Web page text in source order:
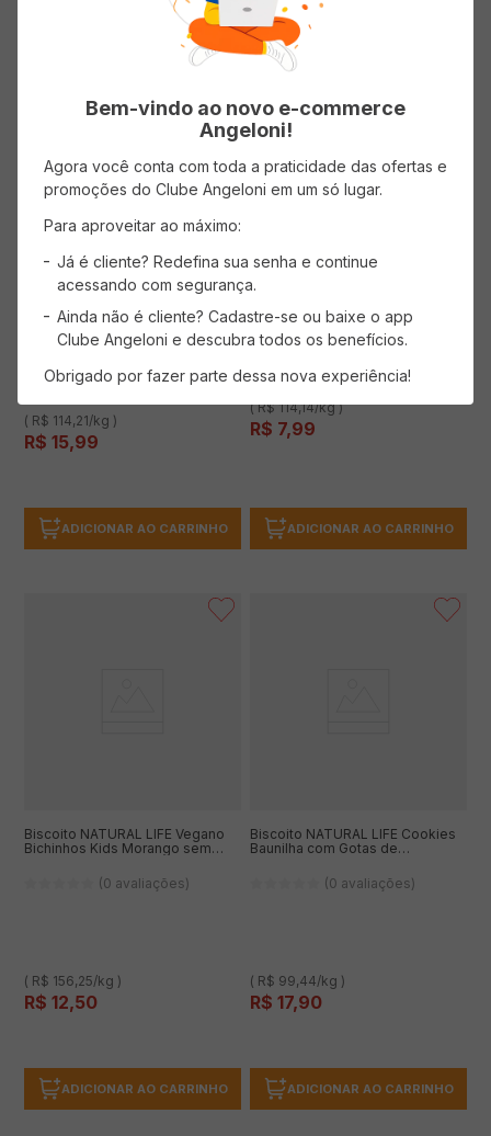
ADICIONAR AO CARRINHO ADICIONAR AO CARRINHO
Biscoito de Mel NATURAL LIFE
Funcional com Cobertura de
Glúten 140g (0 avaliações)
( R$ 114,21/kg )
R$ 15,99
ADICIONAR AO CARRINHO
Crackers Manteiga Sem Glúten
( R$ 114,14/kg )
R$ 7,99
ADICIONAR AO CARRINHO
Biscoito NATURAL LIFE Vegano
Bichinhos Kids Morango sem
(0 avaliações)
( R$ 156,25/kg )
R$ 12,50
ADICIONAR AO CARRINHO
Biscoito NATURAL LIFE Cookies
Baunilha com Gotas de
(0 avaliações)
( R$ 99,44/kg )
R$ 17,90
ADICIONAR AO CARRINHO
Bem-vindo ao novo e-commerce
Angeloni!
Agora você conta com toda a praticidade das ofertas e
promoções do Clube Angeloni em um só lugar.
Para aproveitar ao máximo:
Já é cliente? Redefina sua senha e continue
acessando com segurança.
Ainda não é cliente? Cadastre-se ou baixe o app
Clube Angeloni e descubra todos os benefícios.
Obrigado por fazer parte dessa nova experiência!